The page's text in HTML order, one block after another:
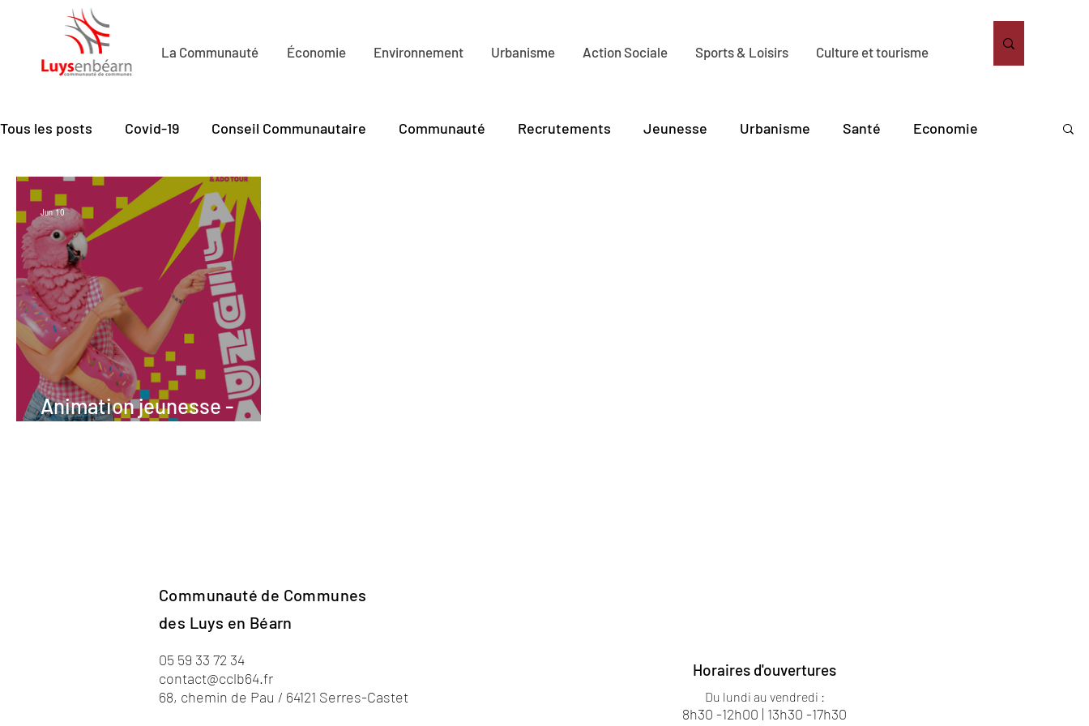
La Communauté Économie Environnement Urbanisme Action Sociale Sports & Loisirs Culture et tourisme
Tous les posts Covid-19 Conseil Communautaire Communauté Recrutements Jeunesse Urbanisme Santé Economie
Economie de Proximité Petite Enfance
Mobilité Santé - seniors
Animation jeunesse -
Jun 10
Communauté de Communes
des Luys en Béarn
05 59 33 72 34
contact@cclb64.fr
68, chemin de Pau / 64121 Serres-Castet
Horaires d'ouvertures
Du lundi au vendredi :
8h30 -12h00 | 13h30 -17h30